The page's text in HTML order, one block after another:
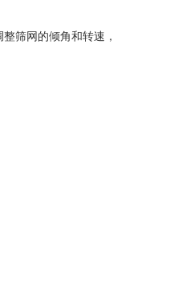
筛网的倾角和转速，